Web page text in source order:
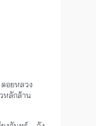
อยหลวง
หลักล้าน